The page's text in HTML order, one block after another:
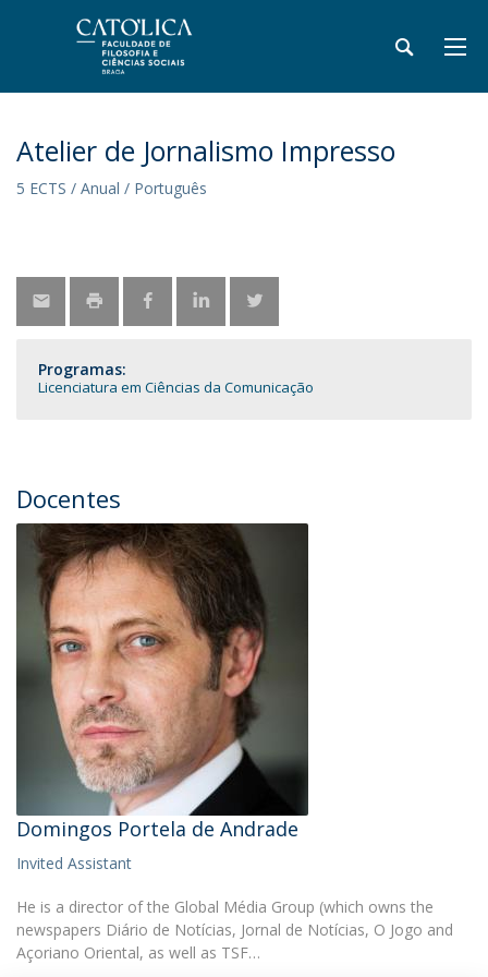
Atelier de Jornalismo Impresso
5 ECTS / Anual / Português
Programas:
Licenciatura em Ciências da Comunicação
Docentes
Domingos Portela de Andrade
Invited Assistant
He is a director of the Global Média Group (which owns the
newspapers Diário de Notícias, Jornal de Notícias, O Jogo and
Açoriano Oriental, as well as TSF…